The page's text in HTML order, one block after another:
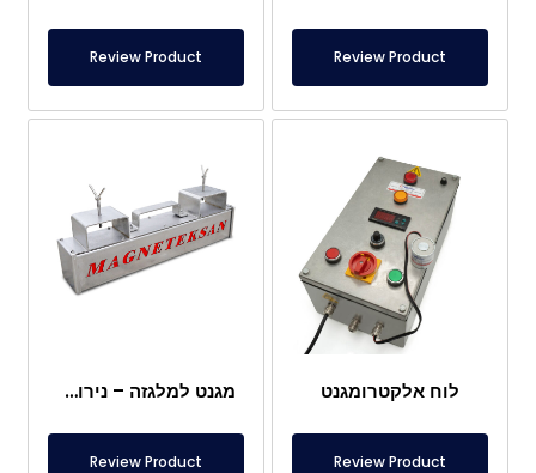
Review Product
Review Product
לוח אלקטרומגנט
Review Product
מגנט למלגזה – נירוסטה מלאה – מרחק אפקטיבי 10 ס"מ – שחרור קל עם ידית
Review Product